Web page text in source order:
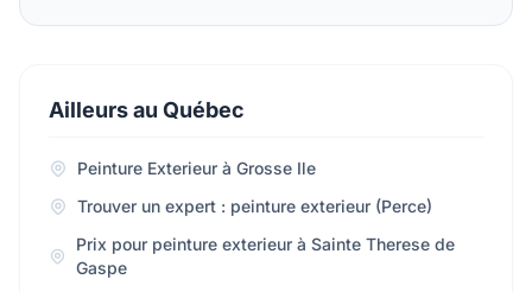
Ailleurs au Québec
Peinture Exterieur à Grosse Ile
Trouver un expert : peinture exterieur (Perce)
Prix pour peinture exterieur à Sainte Therese de
Gaspe